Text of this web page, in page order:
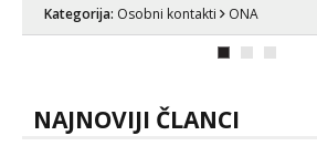
tel:0,93€ - mob:1,12€ minTelegram. +385
Kategorija: Osobni kontakti ONA
NAJNOVIJI ČLANCI